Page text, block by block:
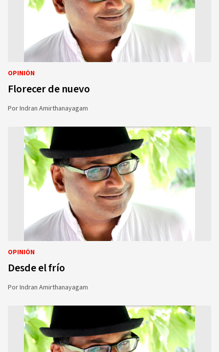
OPINIÓN
Florecer de nuevo
PorIndran Amirthanayagam
OPINIÓN
Desde el frío
PorIndran Amirthanayagam